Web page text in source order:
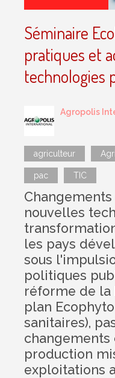
Séminaire
pratiques et
technologies
Agropolis
agriculteur
pac TIC
nouvelles
les pays
sous
politiques
réforme de la
plan
sanitaires),
changements
production
exploitations